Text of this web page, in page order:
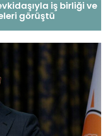
iş birliği ve
görüştü